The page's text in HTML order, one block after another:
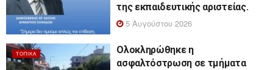
της εκπαιδευτικής αριστείας.
5 Αυγούστου 2026
ΤΟΠΙΚΆ
Ολοκληρώθηκε η
ασφαλτόστρωση σε τμήματα